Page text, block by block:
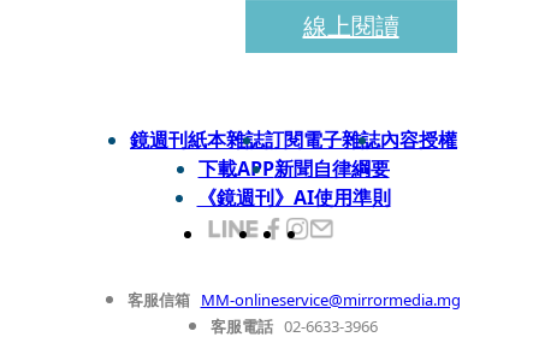
線上閱讀
鏡週刊紙本雜誌訂閱電子雜誌內容授權
下載APP新聞自律綱要
《鏡週刊》AI使用準則
客服信箱 MM-onlineservice@mirrormedia.mg
客服電話 02-6633-3966